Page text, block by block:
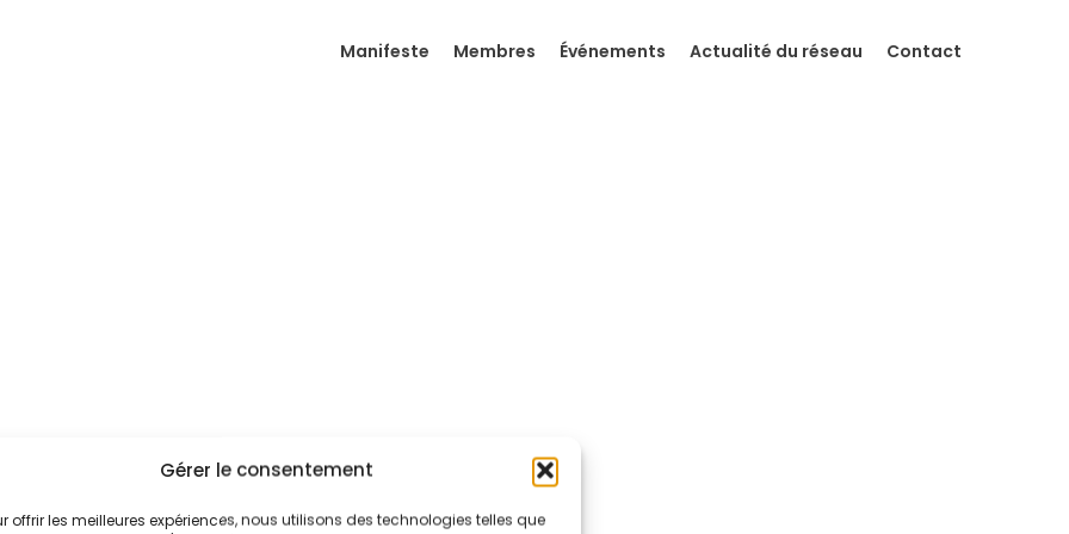
Gérer le consentement
offrir les meilleures expériences, nous utilisons des technologies telles que
Manifeste Membres Événements Actualité du réseau Contact